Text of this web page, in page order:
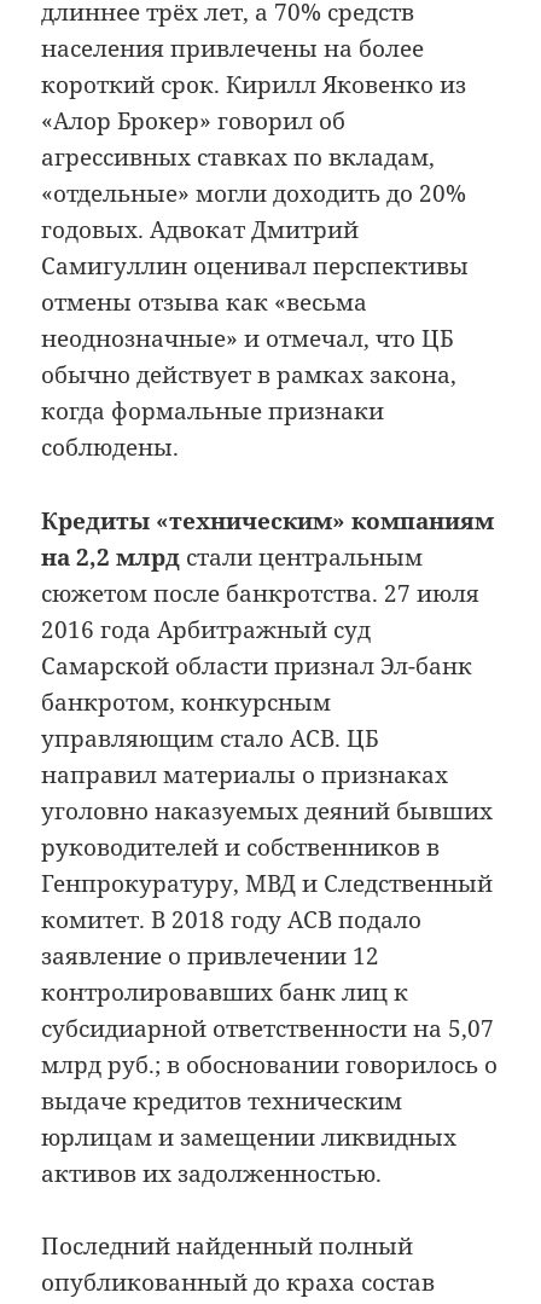
длиннее трёх лет, а 70% средств
населения привлечены на более
короткий срок. Кирилл Яковенко из
«Алор Брокер» говорил об
агрессивных ставках по вкладам,
«отдельные» могли доходить до 20%
годовых. Адвокат Дмитрий
Самигуллин оценивал перспективы
отмены отзыва как «весьма
неоднозначные» и отмечал, что ЦБ
обычно действует в рамках закона,
когда формальные признаки
соблюдены.
Кредиты «техническим» компаниям
на 2,2 млрд стали центральным
сюжетом после банкротства. 27 июля
2016 года Арбитражный суд
Самарской области признал Эл-банк
банкротом, конкурсным
управляющим стало АСВ. ЦБ
направил материалы о признаках
уголовно наказуемых деяний бывших
руководителей и собственников в
Генпрокуратуру, МВД и Следственный
комитет. В 2018 году АСВ подало
заявление о привлечении 12
контролировавших банк лиц к
субсидиарной ответственности на 5,07
млрд руб.; в обосновании говорилось о
выдаче кредитов техническим
юрлицам и замещении ликвидных
активов их задолженностью.
Последний найденный полный
опубликованный до краха состав